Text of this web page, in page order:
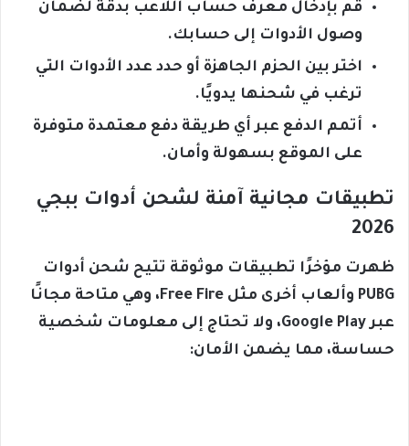
قم بإدخال معرف حساب اللاعب بدقة لضمان
وصول الأدوات إلى حسابك.
اختر بين الحزم الجاهزة أو حدد عدد الأدوات التي
ترغب في شحنها يدويًا.
أتمم الدفع عبر أي طريقة دفع معتمدة متوفرة
على الموقع بسهولة وأمان.
تطبيقات مجانية آمنة لشحن أدوات ببجي
2026
ظهرت مؤخرًا تطبيقات موثوقة تتيح شحن أدوات
PUBG وألعاب أخرى مثل Free Fire، وهي متاحة مجانًا
عبر Google Play، ولا تحتاج إلى معلومات شخصية
حساسة، مما يضمن الأمان: